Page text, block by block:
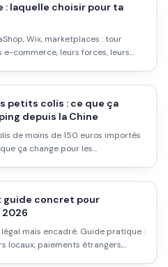
laquelle choisir pour ta
Wix, marketplaces : tour
commerce, leurs forces, leurs
petits colis : ce que ça
depuis la Chine
de moins de 150 euros importés
ça change pour les
guide concret pour
mais encadré. Guide pratique :
locaux, paiements étrangers,